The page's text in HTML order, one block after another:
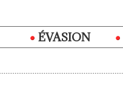
ÉVASION